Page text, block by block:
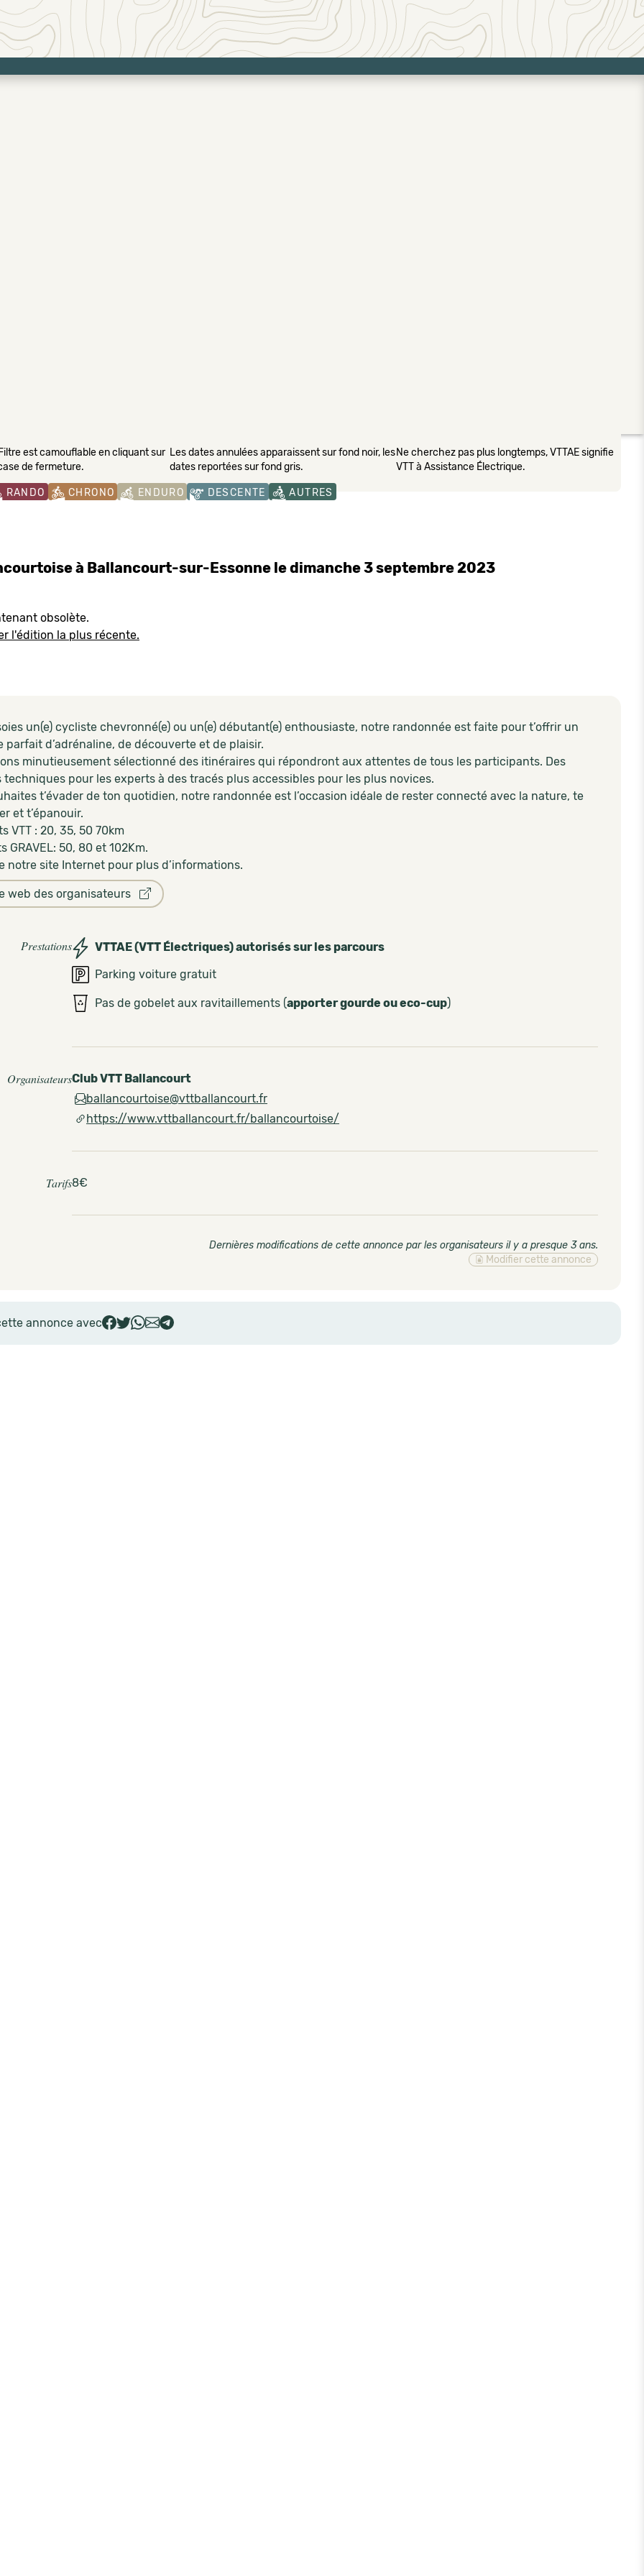
est camouflable en cliquant sur
de fermeture.
Les dates annulées apparaissent sur fond noir, les
dates reportées sur fond gris.
Ne cherchez pas plus longtemps, VTTAE signifie
VTT à Assistance Électrique.
RANDO CHRONO ENDURO DESCENTE AUTRES
à Ballancourt-sur-Essonne le dimanche 3 septembre 2023
obsolète.
l'édition la plus récente.
un(e) cycliste chevronné(e) ou un(e) débutant(e) enthousiaste, notre randonnée est faite pour t’offrir un
parfait d’adrénaline, de découverte et de plaisir.
minutieusement sélectionné des itinéraires qui répondront aux attentes de tous les participants. Des
techniques pour les experts à des tracés plus accessibles pour les plus novices.
t’évader de ton quotidien, notre randonnée est l’occasion idéale de rester connecté avec la nature, te
et t’épanouir.
VTT : 20, 35, 50 70km
GRAVEL: 50, 80 et 102Km.
notre site Internet pour plus d’informations.
web des organisateurs
Prestations
VTTAE (VTT Électriques) autorisés sur les parcours
Parking voiture gratuit
Pas de gobelet aux ravitaillements (apporter gourde ou eco-cup)
OrganisateursClub VTT Ballancourt
ballancourtoise@vttballancourt.fr
https://www.vttballancourt.fr/ballancourtoise/
Tarifs8€
Dernières modifications de cette annonce par les organisateurs il y a presque 3 ans.
Modifier cette annonce
annonce avec